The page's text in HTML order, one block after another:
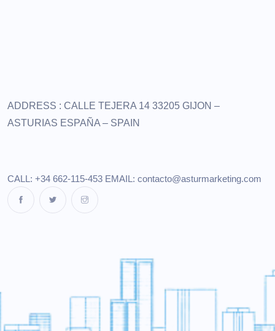
ADDRESS : CALLE TEJERA 14 33205 GIJON –
ASTURIAS ESPAÑA – SPAIN
CALL: +34 662-115-453 EMAIL: contacto@asturmarketing.com